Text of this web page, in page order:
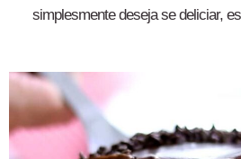
simplesmente deseja se deliciar,